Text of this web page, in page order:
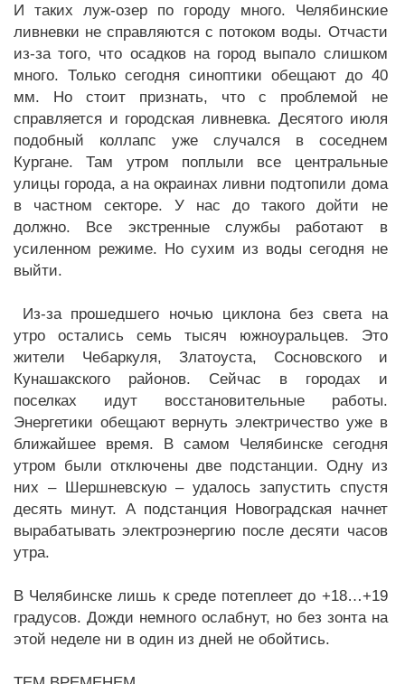
И таких луж-озер по городу много. Челябинские
ливневки не справляются с потоком воды. Отчасти
из-за того, что осадков на город выпало слишком
много. Только сегодня синоптики обещают до 40
мм. Но стоит признать, что с проблемой не
справляется и городская ливневка. Десятого июля
подобный коллапс уже случался в соседнем
Кургане. Там утром поплыли все центральные
улицы города, а на окраинах ливни подтопили дома
в частном секторе. У нас до такого дойти не
должно. Все экстренные службы работают в
усиленном режиме. Но сухим из воды сегодня не
выйти.
Из-за прошедшего ночью циклона без света на
утро остались семь тысяч южноуральцев. Это
жители Чебаркуля, Златоуста, Сосновского и
Кунашакского районов. Сейчас в городах и
поселках идут восстановительные работы.
Энергетики обещают вернуть электричество уже в
ближайшее время. В самом Челябинске сегодня
утром были отключены две подстанции. Одну из
них – Шершневскую – удалось запустить спустя
десять минут. А подстанция Новоградская начнет
вырабатывать электроэнергию после десяти часов
утра.
В Челябинске лишь к среде потеплеет до +18…+19
градусов. Дожди немного ослабнут, но без зонта на
этой неделе ни в один из дней не обойтись.